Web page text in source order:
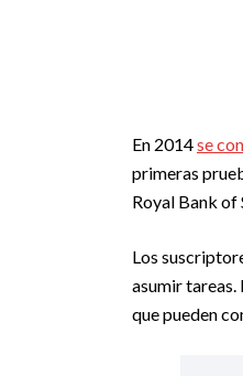
En 2014se
primeras
Royal Bank of
Los
asumir
que pueden